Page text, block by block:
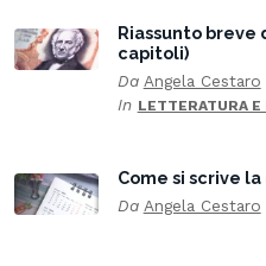
Riassunto breve
capitoli)
Da Angela Cestaro
In LETTERATURA
Come si scrive
Da Angela Cestaro